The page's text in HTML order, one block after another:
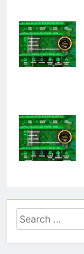
Search
for: